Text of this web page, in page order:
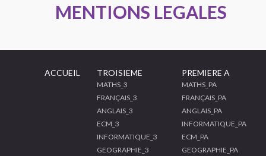
MENTIONS LEGALES
ACCUEIL TROISIEME
MATHS_3
FRANÇAIS_3
ANGLAIS_3
ECM_3
INFORMATIQUE_3
GEOGRAPHIE_3
PREMIERE A
MATHS_PA
FRANÇAIS_PA
ANGLAIS_PA
INFORMATIQUE_PA
ECM_PA
GEOGRAPHIE_PA